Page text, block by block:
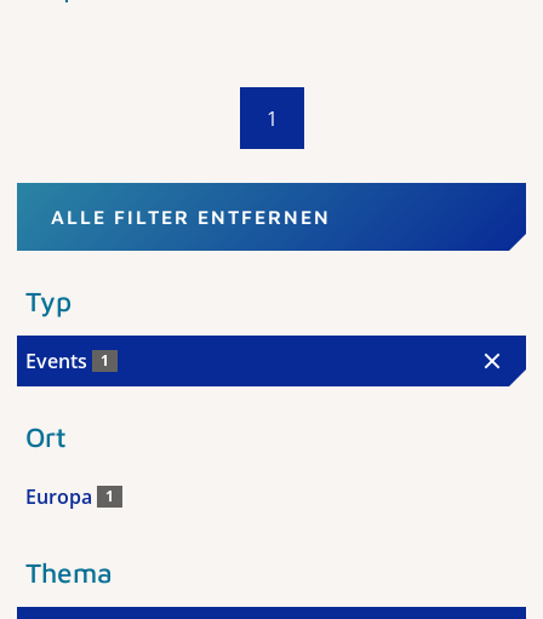
1
ALLE FILTER ENTFERNEN
Typ
Events 1
Ort
Europa 1
Thema